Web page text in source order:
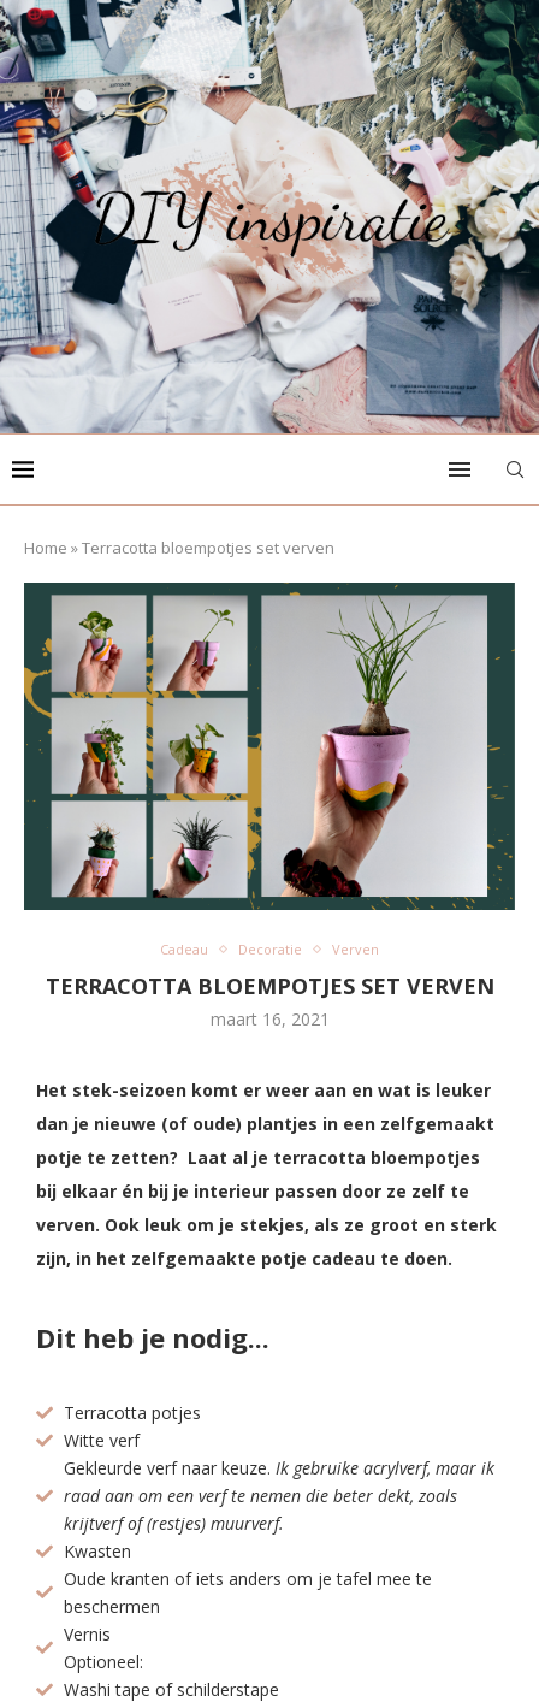
Home »Terracotta bloempotjes set verven
Cadeau Decoratie Verven
TERRACOTTA BLOEMPOTJES SET VERVEN
maart 16, 2021
Het stek-seizoen komt er weer aan en wat is leuker
dan je nieuwe (of oude) plantjes in een zelfgemaakt
potje te zetten? Laat al je terracotta bloempotjes
bij elkaar én bij je interieur passen door ze zelf te
verven. Ook leuk om je stekjes, als ze groot en sterk
zijn, in het zelfgemaakte potje cadeau te doen.
Dit heb je nodig...
Terracotta potjes
Witte verf
Gekleurde verf naar keuze. Ik gebruike acrylverf, maar ik
raad aan om een verf te nemen die beter dekt, zoals
krijtverf of (restjes) muurverf.
Kwasten
Oude kranten of iets anders om je tafel mee te
beschermen
Vernis
Optioneel:
Washi tape of schilderstape